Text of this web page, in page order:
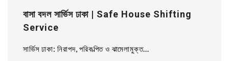
বাসা বদল সার্ভিস ঢাকা | Safe House Shifting
Service
সার্ভিস ঢাকা: নিরাপদ, পরিকল্পিত ও ঝামেলামুক্ত...